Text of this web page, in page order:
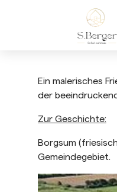
Ein malerisches
der
Zur Geschichte:
Borgsum
Gemeindegebiet.